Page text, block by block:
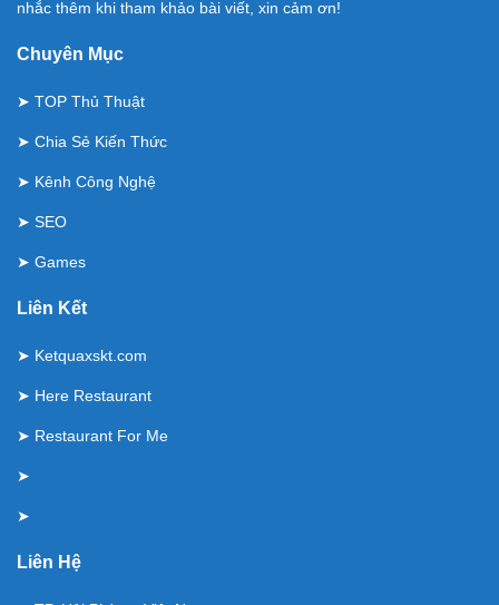
nhắc thêm khi tham khảo bài viết, xin cảm ơn!
Chuyên Mục
➤ TOP Thủ Thuật
➤ Chia Sẻ Kiến Thức
➤ Kênh Công Nghệ
➤ SEO
➤ Games
Liên Kết
➤ Ketquaxskt.com
➤ Here Restaurant
➤ Restaurant For Me
➤
➤
Liên Hệ